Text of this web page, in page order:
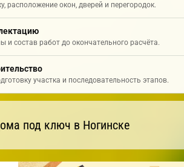
расположение окон, дверей и перегородок.
и состав работ до окончательного расчёта.
участка и последовательность этапов.
под ключ в Ногинске